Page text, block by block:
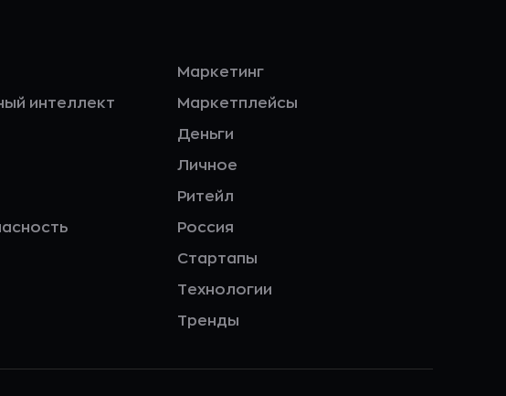
интеллект
Маркетинг
Маркетплейсы
Деньги
Личное
Ритейл
Россия
Стартапы
Технологии
Тренды